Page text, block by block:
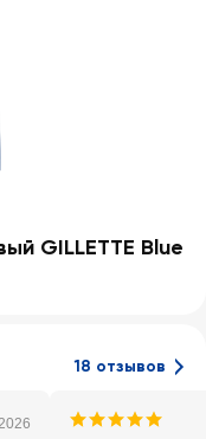
GILLETTE Blue
18 отзывов